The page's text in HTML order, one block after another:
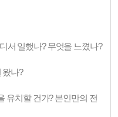
서 일했나? 무엇을 느꼈나?
왔나?
유치할 건가? 본인만의 전